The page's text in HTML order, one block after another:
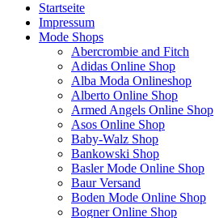
Startseite
Impressum
Mode Shops
Abercrombie and Fitch
Adidas Online Shop
Alba Moda Onlineshop
Alberto Online Shop
Armed Angels Online Shop
Asos Online Shop
Baby-Walz Shop
Bankowski Shop
Basler Mode Online Shop
Baur Versand
Boden Mode Online Shop
Bogner Online Shop